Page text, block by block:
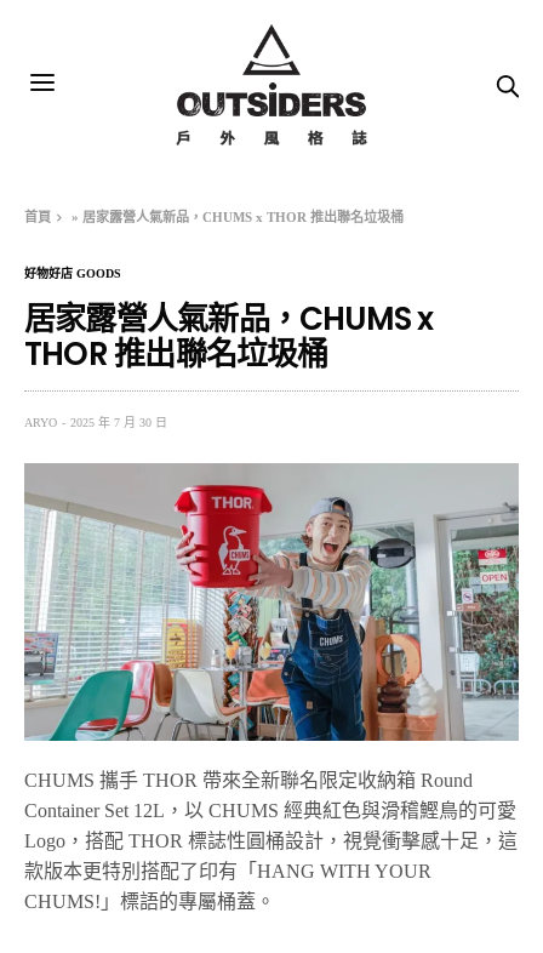
首頁 » 居家露營人氣新品，CHUMS x THOR 推出聯名垃圾桶
好物好店 GOODS
居家露營人氣新品，CHUMS x
THOR 推出聯名垃圾桶
ARYO 2025 年 7 月 30 日
CHUMS 攜手 THOR 帶來全新聯名限定收納箱 Round
Container Set 12L，以 CHUMS 經典紅色與滑稽鰹鳥的可愛
Logo，搭配 THOR 標誌性圓桶設計，視覺衝擊感十足，這
款版本更特別搭配了印有「HANG WITH YOUR
CHUMS!」標語的專屬桶蓋。